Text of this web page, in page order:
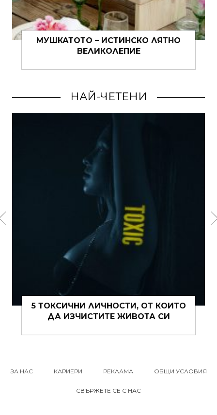
ЗА ТАЙНИТЕ НА ИТАЛИАНКИТЕ И LA
DOLCE VITA
НАЙ-ЧЕТЕНИ
15 ЩИПКИ РОМАНТИКА КЪМ ЖИВОТА
ВИ ТОВА ЛЯТО
ЗА НАС КАРИЕРИ РЕКЛАМА ОБЩИ УСЛОВИЯ
СВЪРЖЕТЕ СЕ С НАС